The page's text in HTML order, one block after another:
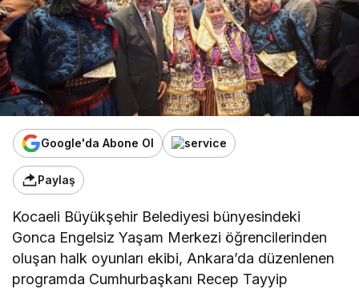
Google'da Abone Ol
Paylaş
Kocaeli Büyükşehir Belediyesi bünyesindeki
Gonca Engelsiz Yaşam Merkezi öğrencilerinden
oluşan halk oyunları ekibi, Ankara’da düzenlenen
programda Cumhurbaşkanı Recep Tayyip